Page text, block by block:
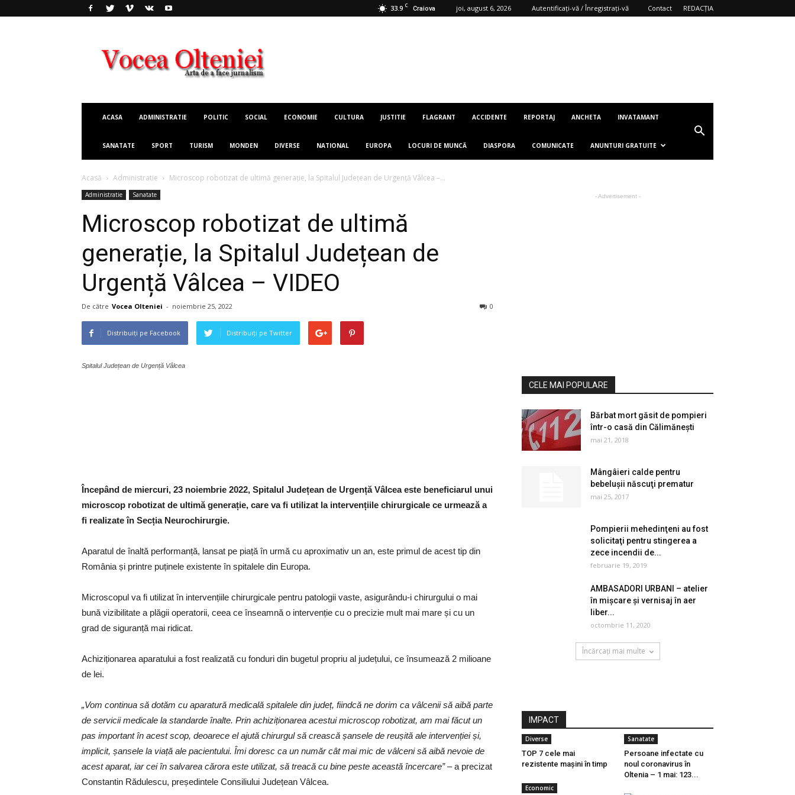
33.9 C Craiova joi, august 6, 2026 Autentificați-vă / Înregistrați-vă Contact REDACȚIA
Olteniei
ACASA ADMINISTRATIE POLITIC SOCIAL ECONOMIE CULTURA JUSTITIE FLAGRANT ACCIDENTE REPORTAJ ANCHETA INVATAMANT
SANATATE SPORT TURISM MONDEN DIVERSE NATIONAL EUROPA LOCURI DE MUNCĂ DIASPORA COMUNICATE ANUNTURI GRATUITE
Acasă Administratie Microscop robotizat de ultimă generație, la Spitalul Județean de Urgență Vâlcea –...
Administratie Sanatate
Microscop robotizat de ultimă
generație, la Spitalul Județean de
Urgență Vâlcea – VIDEO
De către Vocea Olteniei - noiembrie 25, 2022 0
Distribuiți pe Facebook Distribuiți pe Twitter
Spitalul Județean de Urgență Vâlcea
Începând de miercuri, 23 noiembrie 2022, Spitalul Județean de Urgență Vâlcea este beneficiarul unui
microscop robotizat de ultimă generație, care va fi utilizat la intervențiile chirurgicale ce urmează a
fi realizate în Secția Neurochirurgie.
Aparatul de înaltă performanță, lansat pe piață în urmă cu aproximativ un an, este primul de acest tip din
România și printre puținele existente în spitalele din Europa.
Microscopul va fi utilizat în intervențiile chirurgicale pentru patologii vaste, asigurându-i chirurgului o mai
bună vizibilitate a plăgii operatorii, ceea ce înseamnă o intervenție cu o precizie mult mai mare și cu un
grad de siguranță mai ridicat.
Achiziționarea aparatului a fost realizată cu fonduri din bugetul propriu al județului, ce însumează 2 milioane
de lei.
„Vom continua să dotăm cu aparatură medicală spitalele din județ, fiindcă ne dorim ca vâlcenii să aibă parte
de servicii medicale la standarde înalte. Prin achiziționarea acestui microscop robotizat, am mai făcut un
pas important în acest scop, deoarece el ajută chirurgul să crească șansele de reușită ale intervenției și,
implicit, șansele la viață ale pacientului. Îmi doresc ca un număr cât mai mic de vâlceni să aibă nevoie de
acest aparat, iar cei în salvarea cărora este utilizat, să treacă cu bine peste această încercare”– a precizat
Constantin Rădulescu, președintele Consiliului Județean Vâlcea.
- Advertisement -
CELE MAI POPULARE
Bărbat mort găsit de pompieri
într-o casă din Călimănești
mai 21, 2018
Mângâieri calde pentru
bebeluşii născuţi prematur
mai 25, 2017
Pompierii mehedinţeni au fost
solicitaţi pentru stingerea a
zece incendii de...
februarie 19, 2019
AMBASADORI URBANI – atelier
în mișcare și vernisaj în aer
liber...
octombrie 11, 2020
Încărcați mai multe
IMPACT
Diverse
TOP 7 cele mai
rezistente maşini în timp
Sanatate
Persoane infectate cu
noul coronavirus în
Oltenia – 1 mai: 123...
Economic